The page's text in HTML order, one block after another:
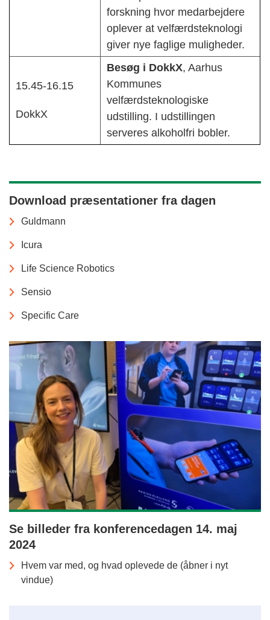
forskning hvor medarbejdere
oplever at velfærdsteknologi
giver nye faglige muligheder.
15.45-16.15
DokkX
Besøg i DokkX, Aarhus
Kommunes
velfærdsteknologiske
udstilling. I udstillingen
serveres alkoholfri bobler.
Download præsentationer fra dagen
Guldmann
Icura
Life Science Robotics
Sensio
Specific Care
Se billeder fra konferencedagen 14. maj
2024
Hvem var med, og hvad oplevede de (åbner i nyt
vindue)